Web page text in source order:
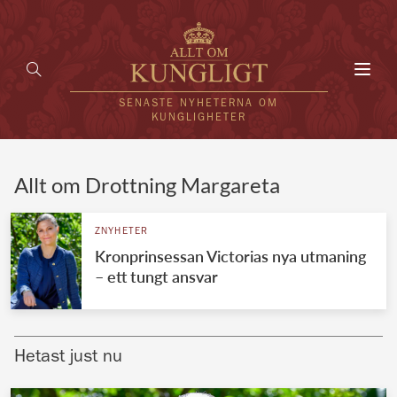
SENASTE NYHETERNA OM
KUNGLIGHETER
UTLÄNDSKT
VÄRLDENS KUNGAHUS
Brittiska kungahuset
Allt om Drottning Margareta
ZNYHETER
Kronprinsessan Victorias nya utmaning
– ett tungt ansvar
Hetast just nu